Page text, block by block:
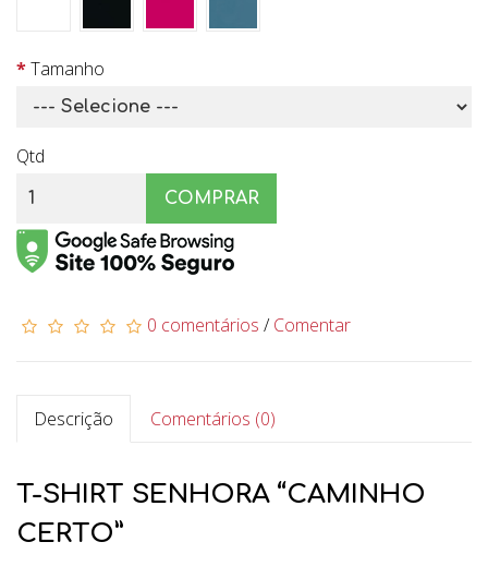
Tamanho
Qtd
COMPRAR
0 comentários /Comentar
Descrição Comentários (0)
T-SHIRT SENHORA “CAMINHO
CERTO”